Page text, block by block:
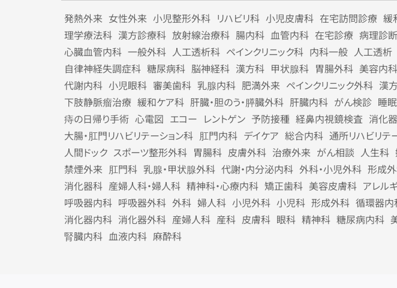
発熱外来 女性外来 小児整形外科 リハビリ科 小児皮膚科 在宅訪問診療 緩
理学療法科 漢方診療科 放射線治療科 腸内科 血管内科 在宅診療 病理診
心臓血管内科 一般外科 人工透析科 ペインクリニック科 内科一般 人工透析
自律神経失調症科 糖尿病科 脳神経科 漢方科 甲状腺科 胃腸外科 美容内科
代謝内科 小児眼科 審美歯科 乳腺内科 肥満外来 ペインクリニック外科 漢
下肢静脈瘤治療 緩和ケア科 肝臓・胆のう・膵臓外科 肝臓内科 がん検診 睡
痔の日帰り手術 心電図 エコー レントゲン 予防接種 経鼻内視鏡検査 消化
大腸・肛門リハビリテーション科 肛門内科 デイケア 総合内科 通所リハビリテ
人間ドック スポーツ整形外科 胃腸科 皮膚外科 治療外来 がん相談 人生科
禁煙外来 肛門科 乳腺・甲状腺外科 代謝・内分泌内科 外科・小児外科 形成
消化器科 産婦人科・婦人科 精神科・心療内科 矯正歯科 美容皮膚科 アレル
呼吸器内科 呼吸器外科 外科 婦人科 小児外科 小児科 形成外科 循環器内
消化器内科 消化器外科 産婦人科 産科 皮膚科 眼科 精神科 糖尿病内科
腎臓内科 血液内科 麻酔科